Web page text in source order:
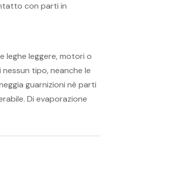
con parti in
leghe leggere, motori o
tipo, neanche le
guarnizioni nè parti
Di evaporazione